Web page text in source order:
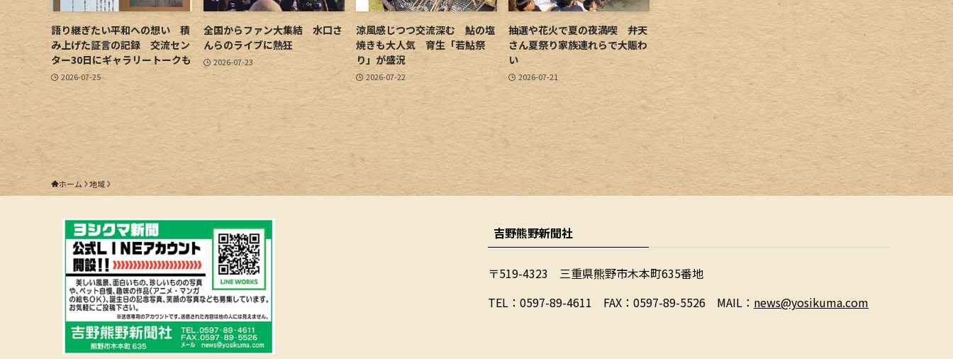
語り継ぎたい平和への想い 積
み上げた証言の記録 交流セン
ター30日にギャラリートークも
2026-07-25
全国からファン大集結 水口さ
んらのライブに熱狂
2026-07-23
涼風感じつつ交流深む 鮎の塩
焼きも大人気 育生「若鮎祭
り」が盛況
2026-07-22
抽選や花火で夏の夜満喫 弁天
さん夏祭り家族連れらで大賑わ
い
2026-07-21
ホーム 地域
吉野熊野新聞社
〒519-4323 三重県熊野市木本町635番地
​TEL：0597-89-4611 FAX：0597-89-5526 MAIL： news@yosikuma.com